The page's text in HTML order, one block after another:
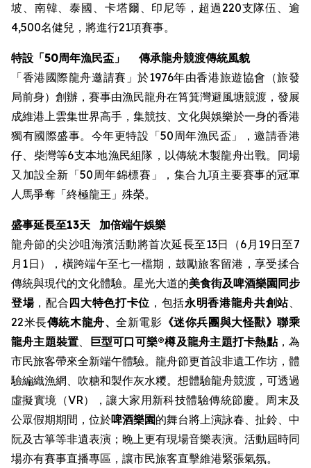
坡、南韓、泰國、卡塔爾、印尼等，超過220支隊伍、逾
4,500名健兒，將進行21項賽事。
特設 「50周年漁民盃」
傳承龍舟競渡傳統風貌
「香港國際龍舟邀請賽」於1976年由香港旅遊協會（旅發
局前身）創辦，賽事由漁民龍舟在筲箕灣避風塘競渡，發展
成維港上雲集世界高手，集競技、文化與娛樂於一身的香港
獨有國際盛事。今年更特設「50周年漁民盃」，邀請香港
仔、柴灣等6支本地漁民組隊，以傳統木製龍舟出戰。同場
又加設全新「50周年錦標賽」，集合九項主要賽事的冠軍
人馬爭奪「終極龍王」殊榮。
盛事延長至13天
加倍端午娛樂
龍舟節的尖沙咀海濱活動將首次延長至13日（6月19日至7
月1日），橫跨端午至七一檔期，鼓勵旅客留港，享受揉合
傳統與現代的文化體驗。星光大道的美食街及啤酒樂園同步
登場，配合四大特色打卡位 ，包括永明香港龍舟共創站、
22米長傳統木龍舟、全新電影 《迷你兵團與大怪獸》聯乘
龍舟主題裝置、 巨型可口可樂®樽及龍舟主題打卡熱點，為
市民旅客帶來全新端午體驗。龍舟節更首設非遺工作坊，體
驗編織漁網、吹糖和製作灰水糭。想體驗龍舟競渡，可透過
虛擬實境（VR），讓大家用新科技體驗傳統節慶。周末及
公眾假期期間，位於啤酒樂園的舞台將上演詠春、扯鈴、中
阮及古箏等非遺表演；晚上更有現場音樂表演。活動屆時同
場亦有賽事直播專區，讓市民旅客直擊維港緊張氣氛。